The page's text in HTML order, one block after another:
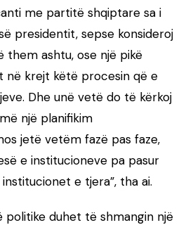
me partitë shqiptare sa i
presidentit, sepse konsideroj
them ashtu, ose një pikë
në krejt këtë procesin që e
Dhe unë vetë do të kërkoj
një planifikim
jetë vetëm fazë pas faze,
e institucioneve pa pasur
e tjera”, tha ai.
politike duhet të shmangin një